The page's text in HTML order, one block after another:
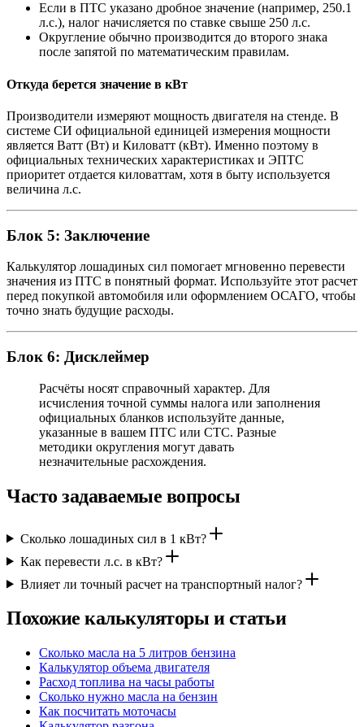
Если в ПТС указано дробное значение (например, 250.1
л.с.), налог начисляется по ставке свыше 250 л.с.
Округление обычно производится до второго знака
после запятой по математическим правилам.
Откуда берется значение в кВт
Производители измеряют мощность двигателя на стенде. В
системе СИ официальной единицей измерения мощности
является Ватт (Вт) и Киловатт (кВт). Именно поэтому в
официальных технических характеристиках и ЭПТС
приоритет отдается киловаттам, хотя в быту используется
величина л.с.
Блок 5: Заключение
Калькулятор лошадиных сил помогает мгновенно перевести
значения из ПТС в понятный формат. Используйте этот расчет
перед покупкой автомобиля или оформлением ОСАГО, чтобы
точно знать будущие расходы.
Блок 6: Дисклеймер
Расчёты носят справочный характер. Для
исчисления точной суммы налога или заполнения
официальных бланков используйте данные,
указанные в вашем ПТС или СТС. Разные
методики округления могут давать
незначительные расхождения.
Часто задаваемые вопросы
Сколько лошадиных сил в 1 кВт?
Как перевести л.с. в кВт?
Влияет ли точный расчет на транспортный налог?
Похожие калькуляторы и статьи
Сколько масла на 5 литров бензина
Калькулятор объема двигателя
Расход топлива на часы работы
Сколько нужно масла на бензин
Как посчитать моточасы